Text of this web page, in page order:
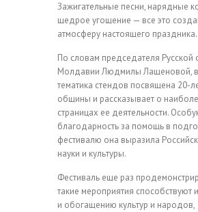
Зажигательные песни, нарядные
щедрое угощение — все это
атмосферу настоящего праздника.
По словам председателя
Молдавии Людмилы Лащеновой, в
тематика стендов посвящена 20-
общины и рассказывает о
страницах ее деятельности.
благодарность за помощь в
фестивалю она выразила
науки и культуры.
Фестиваль еще раз
такие мероприятия способствуют
и обогащению культур и народов,